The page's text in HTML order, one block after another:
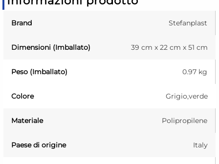
Brand Stefanplast
Dimensioni (Imballato) 39 cm x 22 cm x 51 cm
Peso (Imballato) 0.97 kg
Colore Grigio,verde
Materiale Polipropilene
Paese di origine Italy